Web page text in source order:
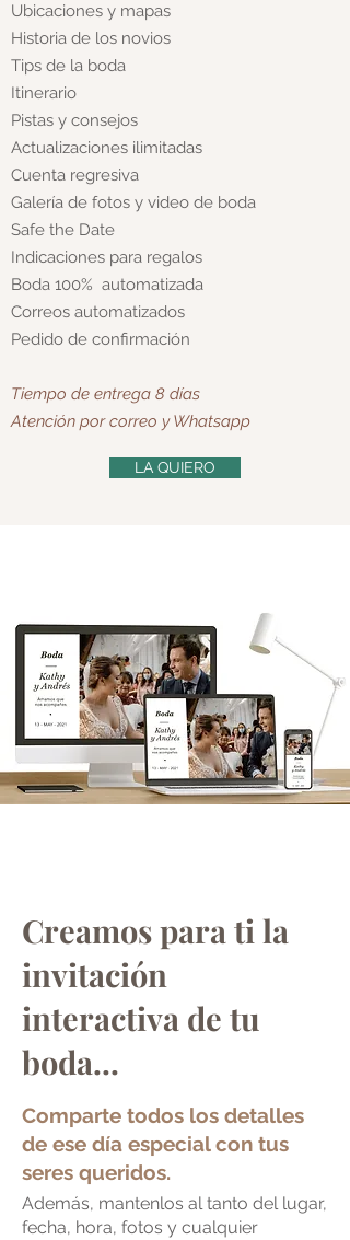
Ubicaciones y mapas
Historia de los novios
Tips de la boda
Itinerario
Pistas y consejos
Actualizaciones ilimitadas
Cuenta regresiva
Galería de fotos y video de boda
Safe the Date
Indicaciones para regalos
Boda 100% automatizada
Correos automatizados
Pedido de confirmación
Tiempo de entrega 8 días
Atención por correo y Whatsapp
LA QUIERO
Creamos para ti la
invitación
interactiva de tu
boda...
Comparte todos los detalles
de ese día especial con tus
seres queridos.
Además, mantenlos al tanto del lugar,
fecha, hora, fotos y cualquier